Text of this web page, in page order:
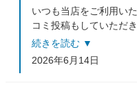
いつも当店をご利用い
コミ投稿もしていただ
い限りです(^^♪
またのご来店をお待ち
続きを読む ▼
2026年6月14日